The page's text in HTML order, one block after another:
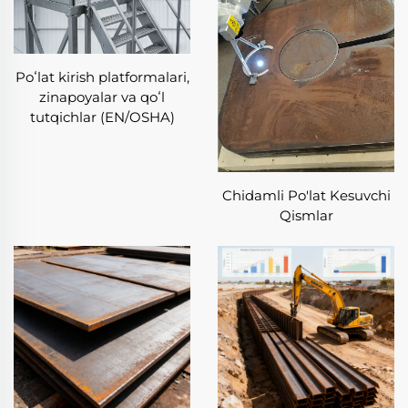
Yangilanishga, sifat nazoratiga va mijozga e'tibor
berishga bo'lgan majburiyatimiz tufayli Maxsus
po'latni qayta ishlash xizmatlarimiz ajralib turadi
va ishonchli maxsus po'tlovchi komponentlarga
ehtiyoj sezayotgan korxonalarning ishonchli
hamkoriga aylanamiz.
Maxsus po'latni qayta ishlash
xizmatlarimizning asosiy afzalliklari
✦ Yuqori darajadagi material mosligi:
xil maxsus po'lat navlarini, jumladan, rustsiz
po'lat, asbob po'lati, qotishma po'lat, yuqori
tezlikdagi po'lat va issiqqa chidamli po'lat bilan
ishlaydi. Ushbu keng moslanuvchanlik har biri
aniq material xususiyatlari talablariga ega
bo'lgan turli sohalarning noyob ehtiyojlarini
qondirish imkonini beradi. Dasturi dengizda
foydalanish uchun korroziyaga chidamlikni yoki
Poʻlat kirish platformalari,
zinapoyalar va qoʻl
tutqichlar (EN/OSHA)
Chidamli Po'lat Kesuvchi
Qismlar